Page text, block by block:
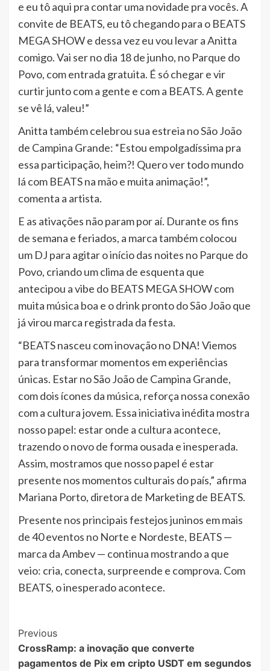
e eu tô aqui pra contar uma novidade pra vocês. A
convite de BEATS, eu tô chegando para o BEATS
MEGA SHOW e dessa vez eu vou levar a Anitta
comigo. Vai ser no dia 18 de junho, no Parque do
Povo, com entrada gratuita. É só chegar e vir
curtir junto com a gente e com a BEATS. A gente
se vê lá, valeu!”
Anitta também celebrou sua estreia no São João
de Campina Grande: “Estou empolgadíssima pra
essa participação, heim?! Quero ver todo mundo
lá com BEATS na mão e muita animação!”,
comenta a artista.
E as ativações não param por aí. Durante os fins
de semana e feriados, a marca também colocou
um DJ para agitar o início das noites no Parque do
Povo, criando um clima de esquenta que
antecipou a vibe do BEATS MEGA SHOW com
muita música boa e o drink pronto do São João que
já virou marca registrada da festa.
“BEATS nasceu com inovação no DNA! Viemos
para transformar momentos em experiências
únicas. Estar no São João de Campina Grande,
com dois ícones da música, reforça nossa conexão
com a cultura jovem. Essa iniciativa inédita mostra
nosso papel: estar onde a cultura acontece,
trazendo o novo de forma ousada e inesperada.
Assim, mostramos que nosso papel é estar
presente nos momentos culturais do país,” afirma
Mariana Porto, diretora de Marketing de BEATS.
Presente nos principais festejos juninos em mais
de 40 eventos no Norte e Nordeste, BEATS —
marca da Ambev — continua mostrando a que
veio: cria, conecta, surpreende e comprova. Com
BEATS, o inesperado acontece.
Post
Navigation
Previous
CrossRamp: a inovação que converte
pagamentos de Pix em cripto USDT em segundos